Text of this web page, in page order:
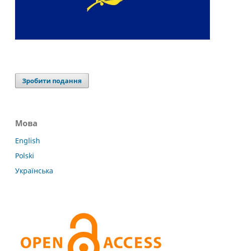
Зробити подання
Мова
English
Polski
Українська